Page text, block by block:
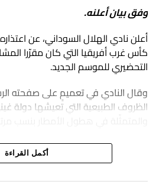
وفق بيان أعلنه.
أعلن نادي الهلال السوداني، عن
كأس غرب أفريقيا التي كان مقرّرا
التحضيري للموسم الجديد.
وقال النادي في تعميمٍ على صفحته
الظروف الطبيعية التي تعيشها دولة
أكمل القراءة